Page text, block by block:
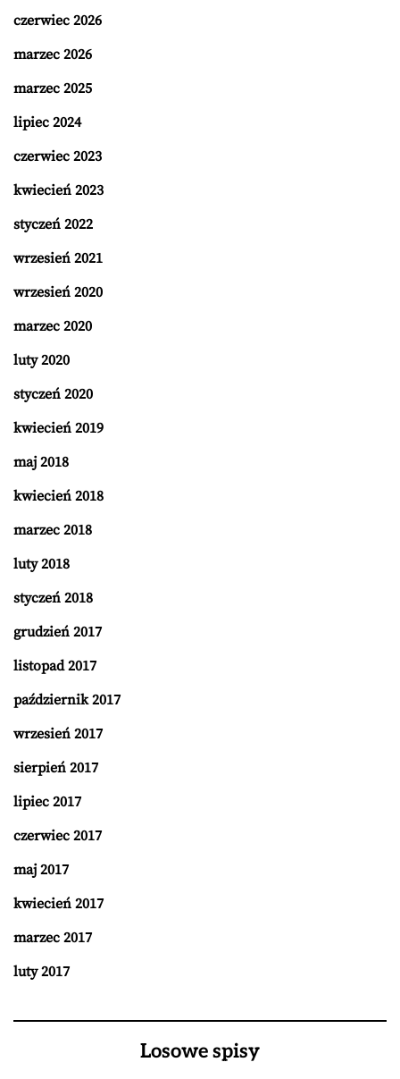
czerwiec 2026
marzec 2026
marzec 2025
lipiec 2024
czerwiec 2023
kwiecień 2023
styczeń 2022
wrzesień 2021
wrzesień 2020
marzec 2020
luty 2020
styczeń 2020
kwiecień 2019
maj 2018
kwiecień 2018
marzec 2018
luty 2018
styczeń 2018
grudzień 2017
listopad 2017
październik 2017
wrzesień 2017
sierpień 2017
lipiec 2017
czerwiec 2017
maj 2017
kwiecień 2017
marzec 2017
luty 2017
Losowe spisy